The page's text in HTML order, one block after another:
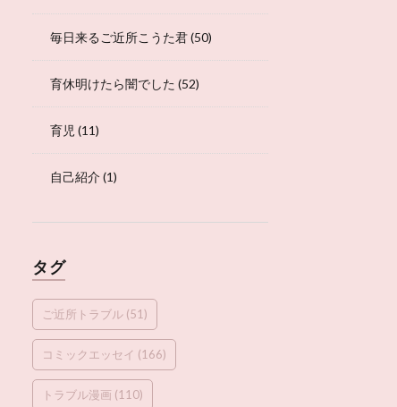
毎日来るご近所こうた君(50)
育休明けたら闇でした (52)
育児 (11)
自己紹介(1)
タグ
ご近所トラブル (51)
コミックエッセイ (166)
トラブル漫画 (110)